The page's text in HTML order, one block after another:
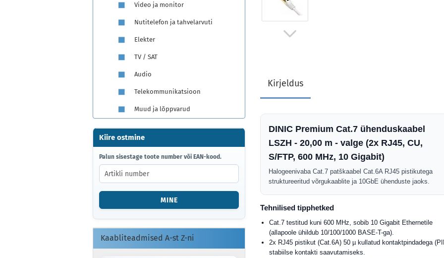
Kirjeldus
DINIC Premium Cat.7 ühenduskaabel
LSZH - 20,00 m - valge (2x RJ45, CU,
S/FTP, 600 MHz, 10 Gigabit)
Halogeenivaba Cat.7 patškaabel Cat.6A RJ45 pistikutega
struktureeritud võrgukaablite ja 10GbE ühenduste jaoks.
Tehnilised tipphetked
Cat.7 testitud kuni 600 MHz, sobib 10 Gigabit Ethernetile
(allapoole ühildub 10/100/1000 BASE-T-ga).
2x RJ45 pistikut (Cat.6A) 50 µ kullatud kontaktpindadega
stabiilse kontakti saavutamiseks.
Video ja monitor
Nutitelefon ja tahvelarvuti
Elekter
TV / SAT
Audio
Telekommunikatsioon
Muud ja lõppvarud
Kiire ostmine
PALUN
SISESTAGE
TOOTE
NUMBER
VÕI
KOOD.
Palun sisestage toote number või EAN-kood.
MINE
Kaabliteadmised A-st Z-ni